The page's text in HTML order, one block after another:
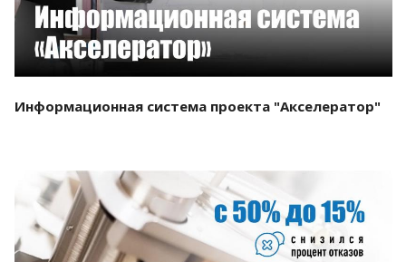
Информационная система проекта "Акселератор"